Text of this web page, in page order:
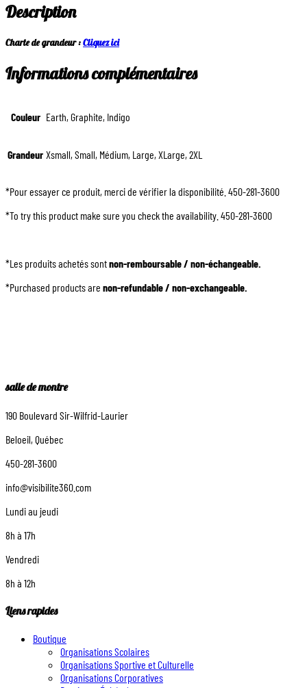
Description
Charte de grandeur :Cliquez ici
Informations complémentaires
Couleur Earth, Graphite, Indigo
Grandeur Xsmall, Small, Médium, Large, XLarge, 2XL
*Pour essayer ce produit, merci de vérifier la disponibilité. 450-281-3600
*To try this product make sure you check the availability. 450-281-3600
*Les produits achetés sontnon-remboursable / non-échangeable.
*Purchased products are non-refundable / non-exchangeable.
salle de montre
190 Boulevard Sir-Wilfrid-Laurier
Beloeil, Québec
450-281-3600
info@visibilite360.com
Lundi au jeudi
8h à 17h
Vendredi
8h à 12h
Liens rapides
Boutique
Organisations Scolaires
Organisations Sportive et Culturelle
Organisations Corporatives